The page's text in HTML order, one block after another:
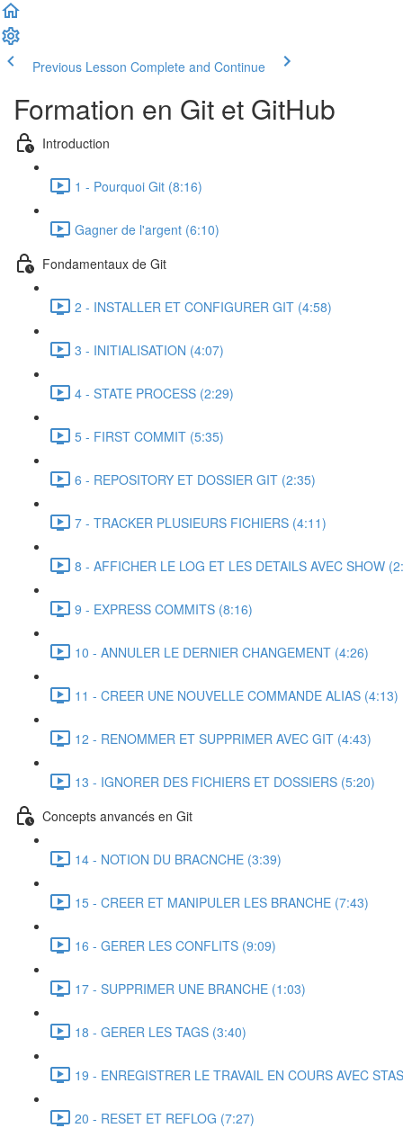
Previous Lesson Complete and Continue
Formation en Git et GitHub
Introduction
1 - Pourquoi Git (8:16)
Gagner de l'argent (6:10)
Fondamentaux de Git
2 - INSTALLER ET CONFIGURER GIT (4:58)
3 - INITIALISATION (4:07)
4 - STATE PROCESS (2:29)
5 - FIRST COMMIT (5:35)
6 - REPOSITORY ET DOSSIER GIT (2:35)
7 - TRACKER PLUSIEURS FICHIERS (4:11)
8 - AFFICHER LE LOG ET LES DETAILS AVEC SHOW
9 - EXPRESS COMMITS (8:16)
10 - ANNULER LE DERNIER CHANGEMENT (4:26)
11 - CREER UNE NOUVELLE COMMANDE ALIAS (4:13)
12 - RENOMMER ET SUPPRIMER AVEC GIT (4:43)
13 - IGNORER DES FICHIERS ET DOSSIERS (5:20)
Concepts anvancés en Git
14 - NOTION DU BRACNCHE (3:39)
15 - CREER ET MANIPULER LES BRANCHE (7:43)
16 - GERER LES CONFLITS (9:09)
17 - SUPPRIMER UNE BRANCHE (1:03)
18 - GERER LES TAGS (3:40)
19 - ENREGISTRER LE TRAVAIL EN COURS AVEC
20 - RESET ET REFLOG (7:27)